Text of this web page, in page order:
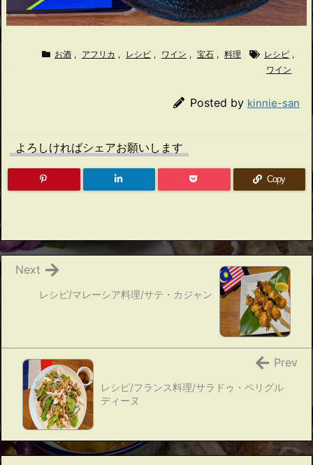
お酒 , アフリカ , レシピ , ワイン , 宝石 , 料理 レシピ ,
ワイン
Posted by kinnie-san
よろしければシェアお願いします
Copy
レシピ/マレーシア料理/サテ・カジャン
Next
レシピ/フランス料理/サラドゥ・ペリグル
ディーヌ
Prev